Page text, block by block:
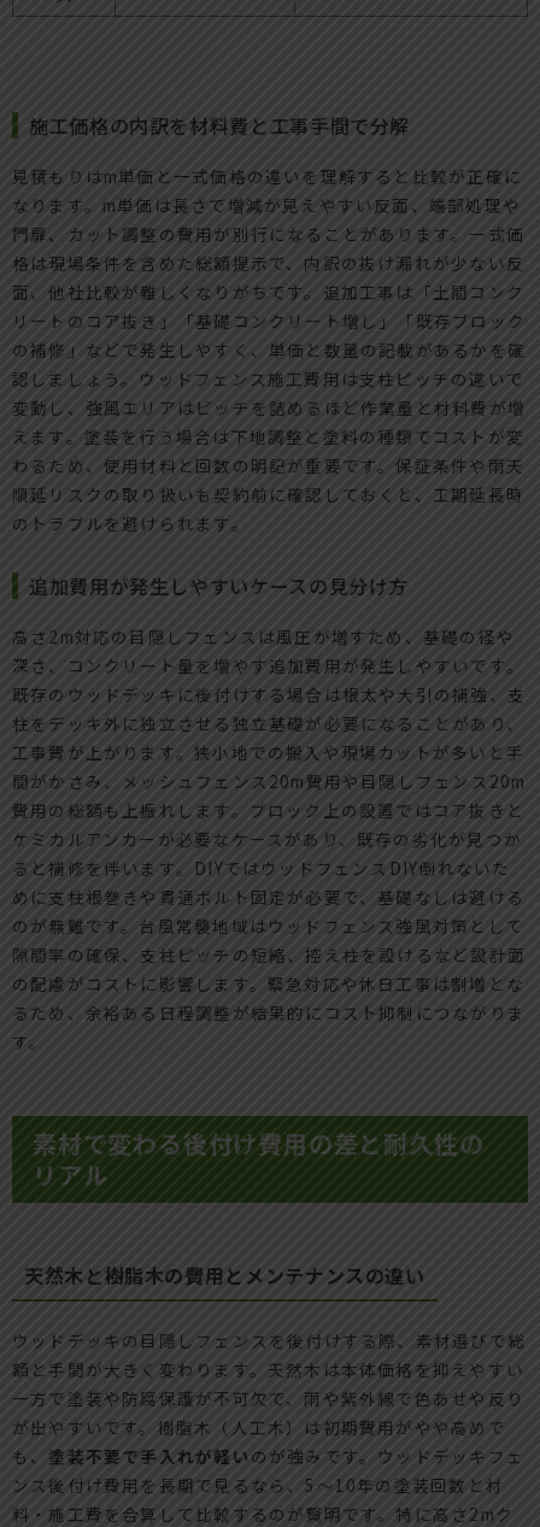
施工価格の内訳を材料費と工事手間で分解
見積もりはm単価と一式価格の違いを理解すると比較が正確に
なります。m単価は長さで増減が見えやすい反面、端部処理や
門扉、カット調整の費用が別行になることがあります。一式価
格は現場条件を含めた総額提示で、内訳の抜け漏れが少ない反
面、他社比較が難しくなりがちです。追加工事は「土間コンク
リートのコア抜き」「基礎コンクリート増し」「既存ブロック
の補修」などで発生しやすく、単価と数量の記載があるかを確
認しましょう。ウッドフェンス施工費用は支柱ピッチの違いで
変動し、強風エリアはピッチを詰めるほど作業量と材料費が増
えます。塗装を行う場合は下地調整と塗料の種類でコストが変
わるため、使用材料と回数の明記が重要です。保証条件や雨天
順延リスクの取り扱いも契約前に確認しておくと、工期延長時
のトラブルを避けられます。
追加費用が発生しやすいケースの見分け方
高さ2m対応の目隠しフェンスは風圧が増すため、基礎の径や
深さ、コンクリート量を増やす追加費用が発生しやすいです。
既存のウッドデッキに後付けする場合は根太や大引の補強、支
柱をデッキ外に独立させる独立基礎が必要になることがあり、
工事費が上がります。狭小地での搬入や現場カットが多いと手
間がかさみ、メッシュフェンス20m費用や目隠しフェンス20m
費用の総額も上振れします。ブロック上の設置ではコア抜きと
ケミカルアンカーが必要なケースがあり、既存の劣化が見つか
ると補修を伴います。DIYではウッドフェンスDIY倒れないた
めに支柱根巻きや貫通ボルト固定が必要で、基礎なしは避ける
のが無難です。台風常襲地域はウッドフェンス強風対策として
隙間率の確保、支柱ピッチの短縮、控え柱を設けるなど設計面
の配慮がコストに影響します。緊急対応や休日工事は割増とな
るため、余裕ある日程調整が結果的にコスト抑制につながりま
す。
素材で変わる後付け費用の差と耐久性の
リアル
天然木と樹脂木の費用とメンテナンスの違い
ウッドデッキの目隠しフェンスを後付けする際、素材選びで総
額と手間が大きく変わります。天然木は本体価格を抑えやすい
一方で塗装や防腐保護が不可欠で、雨や紫外線で色あせや反り
が出やすいです。樹脂木（人工木）は初期費用がやや高めで
も、 塗装不要で手入れが軽い のが強みです。ウッドデッキフェ
ンス後付け費用を長期で見るなら、5～10年の塗装回数と材
料・施工費を合算して比較するのが賢明です。特に高さ2mク